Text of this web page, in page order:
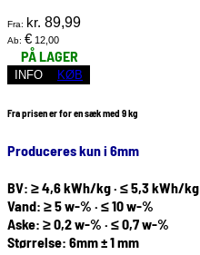
Fra: kr. 89,99
Ab: € 12,00
PÅ LAGER
INFO KØB
Fra prisen er for en sæk med 9 kg
Produceres kun i 6mm
BV: ≥ 4,6 kWh/kg · ≤ 5,3 kWh/kg
Vand: ≥ 5 w-% · ≤ 10 w-%
Aske: ≥ 0,2 w-% · ≤ 0,7 w-%
Størrelse: 6mm ± 1 mm